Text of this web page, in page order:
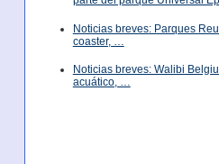
Noticias breves: Parques
coaster, …
Noticias breves: Walibi
acuático, …